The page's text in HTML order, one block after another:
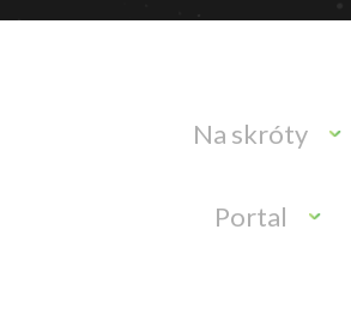
Na skróty
Portal